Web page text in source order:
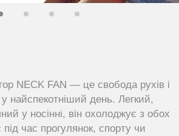
NECK FAN — це свобода рухів і
найспекотніший день. Легкий,
у носінні, він охолоджує з обох
під час прогулянок, спорту чи